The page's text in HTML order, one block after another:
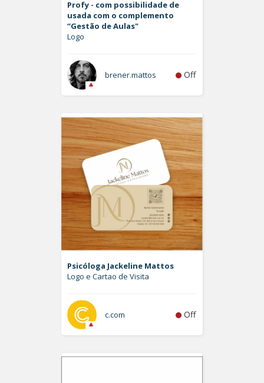
Profy - com possibilidade de
usada com o complemento
“Gestão de Aulas"
Logo
brener.mattos Off
Psicóloga Jackeline Mattos
Logo e Cartao de Visita
c.com Off